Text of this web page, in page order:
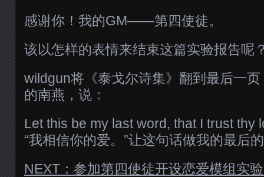
感谢你！我的GM——第四使徒。
该以怎样的表情来结束这篇实验报告呢
wildgun将《泰戈尔诗集》翻到最后一
的南燕，说：
Let this be my last word, that I trust thy
“我相信你的爱。”让这句话做我的最后
NEXT：参加第四使徒开设恋爱模组实